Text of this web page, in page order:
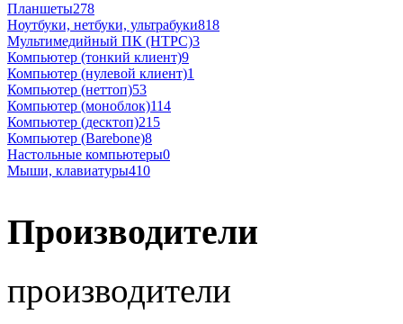
Планшеты278
Ноутбуки, нетбуки, ультрабуки818
Мультимедийный ПК (HTPC)3
Компьютер (тонкий клиент)9
Компьютер (нулевой клиент)1
Компьютер (неттоп)53
Компьютер (моноблок)114
Компьютер (десктоп)215
Компьютер (Barebone)8
Настольные компьютеры0
Мыши, клавиатуры410
Производители
производители